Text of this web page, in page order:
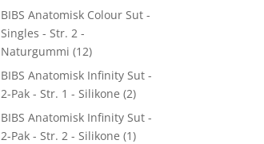
BIBS Anatomisk Colour Sut -
Singles - Str. 2 -
Naturgummi (12)
BIBS Anatomisk Infinity Sut -
2-Pak - Str. 1 - Silikone (2)
BIBS Anatomisk Infinity Sut -
2-Pak - Str. 2 - Silikone (1)